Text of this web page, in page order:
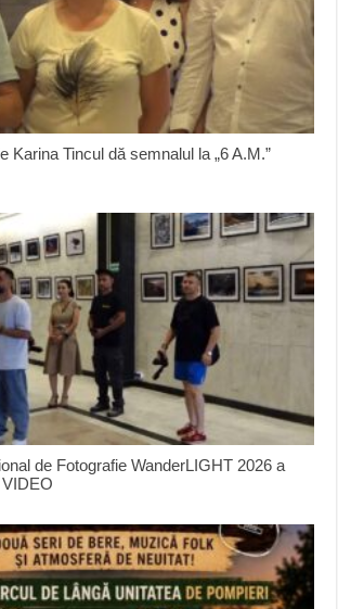
Karina Tincul dă semnalul la „6 A.M.”
de Fotografie WanderLIGHT 2026 a